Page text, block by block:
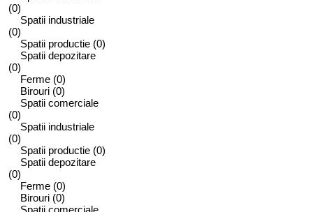
(0)
Spatii industriale
(0)
Spatii productie (0)
Spatii depozitare
(0)
Ferme (0)
Birouri (0)
Spatii comerciale
(0)
Spatii industriale
(0)
Spatii productie (0)
Spatii depozitare
(0)
Ferme (0)
Birouri (0)
Spatii comerciale